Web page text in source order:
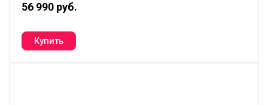
56 990 руб.